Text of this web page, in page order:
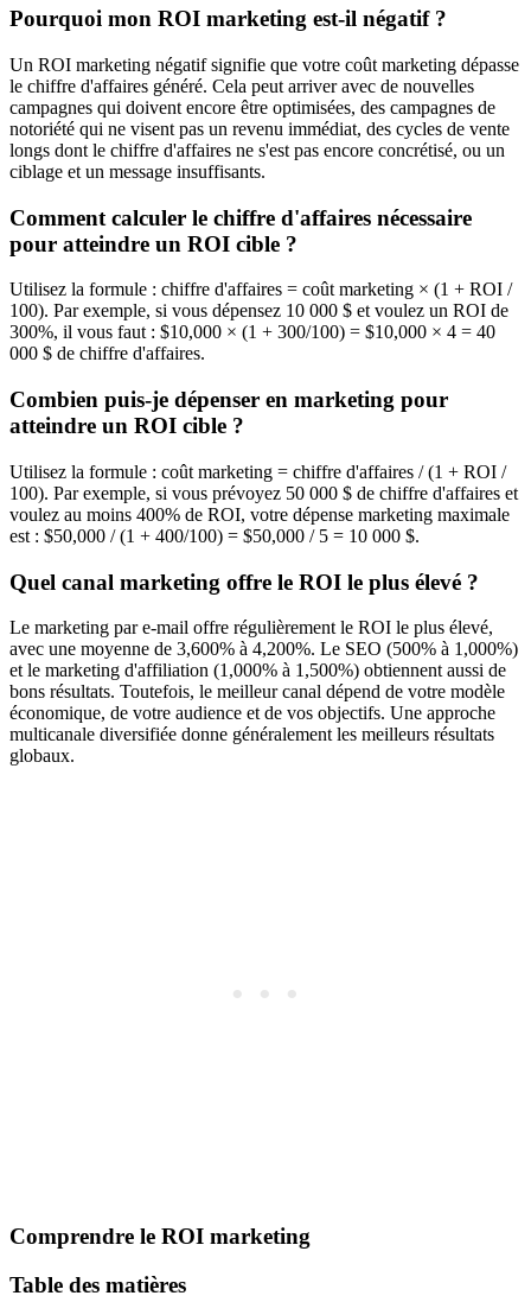
Pourquoi mon ROI marketing est-il négatif ?
Un ROI marketing négatif signifie que votre coût marketing dépasse
le chiffre d'affaires généré. Cela peut arriver avec de nouvelles
campagnes qui doivent encore être optimisées, des campagnes de
notoriété qui ne visent pas un revenu immédiat, des cycles de vente
longs dont le chiffre d'affaires ne s'est pas encore concrétisé, ou un
ciblage et un message insuffisants.
Comment calculer le chiffre d'affaires nécessaire
pour atteindre un ROI cible ?
Utilisez la formule : chiffre d'affaires = coût marketing × (1 + ROI /
100). Par exemple, si vous dépensez 10 000 $ et voulez un ROI de
300%, il vous faut : $10,000 × (1 + 300/100) = $10,000 × 4 = 40
000 $ de chiffre d'affaires.
Combien puis-je dépenser en marketing pour
atteindre un ROI cible ?
Utilisez la formule : coût marketing = chiffre d'affaires / (1 + ROI /
100). Par exemple, si vous prévoyez 50 000 $ de chiffre d'affaires et
voulez au moins 400% de ROI, votre dépense marketing maximale
est : $50,000 / (1 + 400/100) = $50,000 / 5 = 10 000 $.
Quel canal marketing offre le ROI le plus élevé ?
Le marketing par e-mail offre régulièrement le ROI le plus élevé,
avec une moyenne de 3,600% à 4,200%. Le SEO (500% à 1,000%)
et le marketing d'affiliation (1,000% à 1,500%) obtiennent aussi de
bons résultats. Toutefois, le meilleur canal dépend de votre modèle
économique, de votre audience et de vos objectifs. Une approche
multicanale diversifiée donne généralement les meilleurs résultats
globaux.
Comprendre le ROI marketing
Table des matières